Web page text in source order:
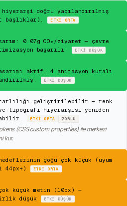
hiyerarşi doğru yapılandırılmış
başlıklar).
ETKI ORTA
0.07g CO₂/ziyaret — çevre
başarılı.
ETKI DÜŞÜK
aktif: 4 animasyon kuralı
ETKI DÜŞÜK
geliştirilebilir — renk
tipografi hiyerarşisi yeniden
ETKIORTA ZORLU
(CSS custom properties) ile merkezi
kur.
hedeflerinin çoğu çok küçük (uyum
44px+)
ETKI ORTA
küçük metin (10px) —
düşük
ETKI DÜŞÜK